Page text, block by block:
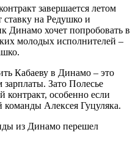
завершается летом
ставку на Редушко и
Динамо хочет попробовать в
молодых исполнителей –
Кабаеву в Динамо – это
Зато Полесье
контракт, особенно если
команды Алексея Гуцуляка.
из Динамо перешел